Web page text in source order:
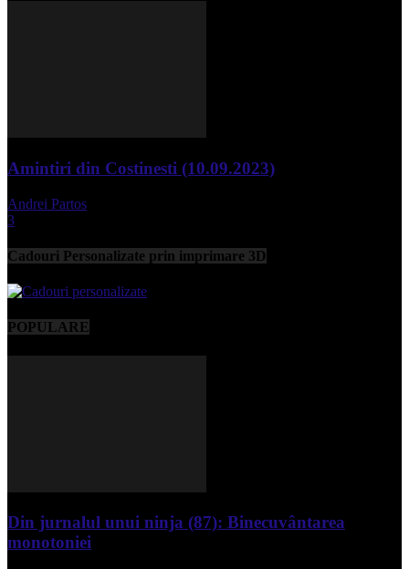
Amintiri din Costinesti (10.09.2023)
Andrei Partos
3
Cadouri Personalizate prin imprimare 3D
POPULARE
Din jurnalul unui ninja (87): Binecuvântarea
monotoniei